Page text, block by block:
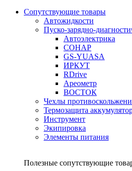
Сопутствующие товары
Автожидкости
Пуско-зарядно-
Автоэлектрика
СОНАР
GS-YUASA
ИРКУТ
RDrive
Ареометр
ВОСТОК
Чехлы
Термозащита
Инструмент
Экипировка
Элементы питания
Полезные сопутствующие